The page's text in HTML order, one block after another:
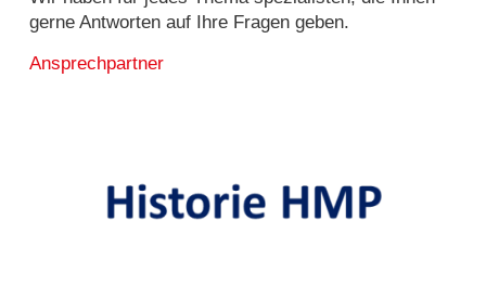
gerne Antworten auf Ihre Fragen geben.
Ansprechpartner